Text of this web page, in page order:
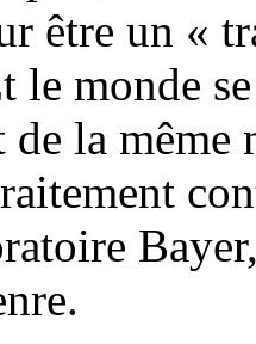
être un «
le monde
de la même